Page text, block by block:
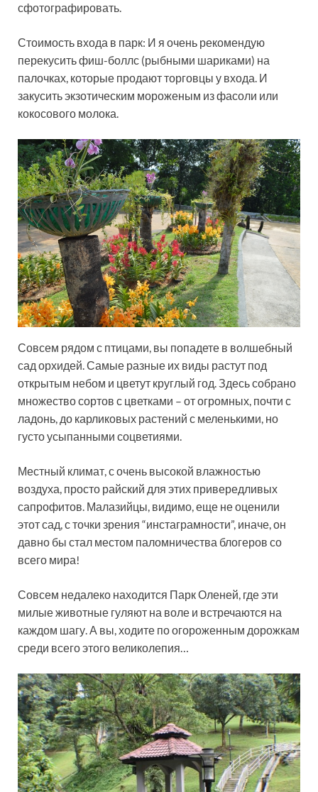
сфотографировать.
Стоимость входа в парк: И я очень рекомендую
перекусить фиш-боллс (рыбными шариками) на
палочках, которые продают торговцы у входа. И
закусить экзотическим мороженым из фасоли или
кокосового молока.
Совсем рядом с птицами, вы попадете в волшебный
сад орхидей. Самые разные их виды растут под
открытым небом и цветут круглый год. Здесь собрано
множество сортов с цветками – от огромных, почти с
ладонь, до карликовых растений с меленькими, но
густо усыпанными соцветиями.
Местный климат, с очень высокой влажностью
воздуха, просто райский для этих привередливых
сапрофитов. Малазийцы, видимо, еще не оценили
этот сад, с точки зрения “инстаграмности”, иначе, он
давно бы стал местом паломничества блогеров со
всего мира!
Совсем недалеко находится Парк Оленей, где эти
милые животные гуляют на воле и встречаются на
каждом шагу. А вы, ходите по огороженным дорожкам
среди всего этого великолепия…